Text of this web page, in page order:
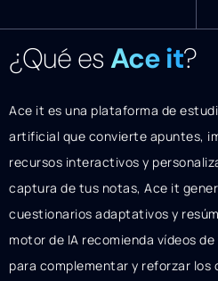
¿Qué esAce it?
Ace it es una plataforma de
artificial que convierte apuntes,
recursos interactivos y
captura de tus notas, Ace it
cuestionarios adaptativos y
motor de IA recomienda vídeos
para complementar y reforzar los